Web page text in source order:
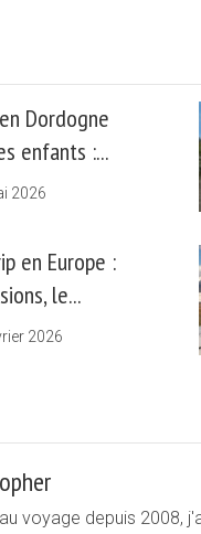
Dordogne
enfants :...
2026
en Europe :
le...
2026
voyage depuis 2008,